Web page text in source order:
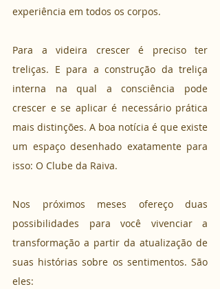
experiência em todos os corpos.
Para a videira crescer é preciso ter
treliças. E para a construção da treliça
interna na qual a consciência pode
crescer e se aplicar é necessário prática
mais distinções. A boa notícia é que existe
um espaço desenhado exatamente para
isso: O Clube da Raiva.
Nos próximos meses ofereço duas
possibilidades para você vivenciar a
transformação a partir da atualização de
suas histórias sobre os sentimentos. São
eles: